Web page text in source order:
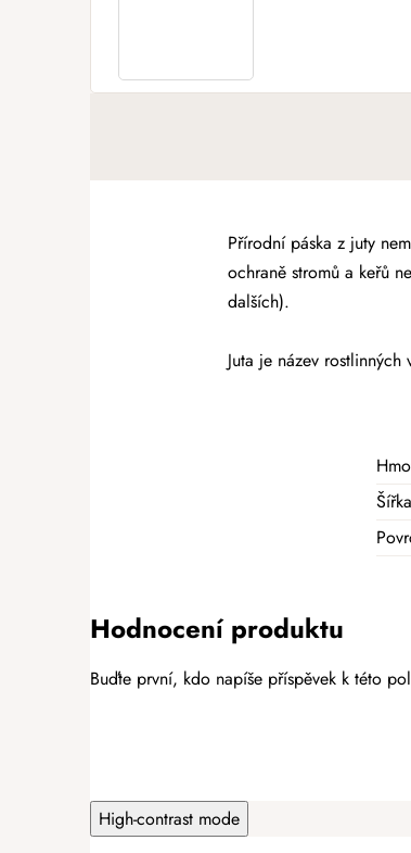
Přírodní páska z juty
ochraně stromů a keřů
dalších).
Juta je název
Šířka
Hodnocení produktu
Buďte první, kdo napíše příspěvek k této
High-contrast mode